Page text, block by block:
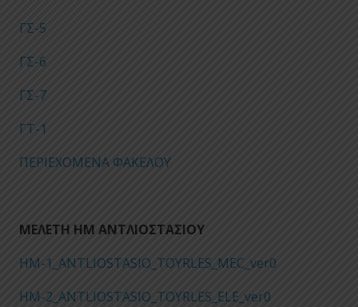
ΓΣ-5
ΓΣ-6
ΓΣ-7
ΓΤ-1
ΠΕΡΙΕΧΟΜΕΝΑ ΦΑΚΕΛΟΥ
ΜΕΛΕΤΗ ΗΜ ΑΝΤΛΙΟΣΤΑΣΙΟΥ
ΗΜ-1_ANTLIOSTASIO_TOYRLES_MEC_ver0
ΗΜ-2_ANTLIOSTASIO_TOYRLES_ELE_ver0